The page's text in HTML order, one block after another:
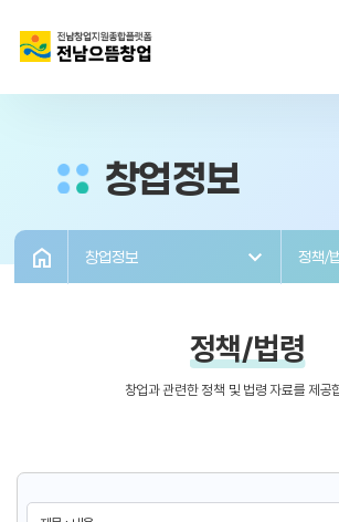
창업정보
창업정보 정책/
정책/법령
창업과 관련한 정책 및 법령 자료를 제공